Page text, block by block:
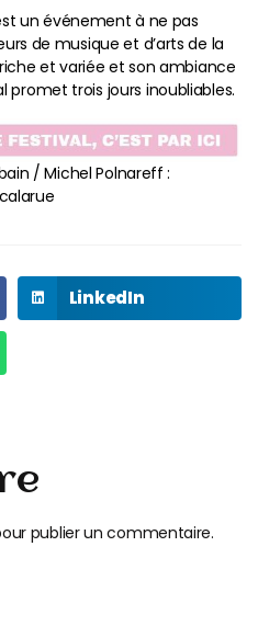
un événement à ne pas
de musique et d’arts de la
et variée et son ambiance
promet trois jours inoubliables.
/ Michel Polnareff :
LinkedIn
publier un commentaire.